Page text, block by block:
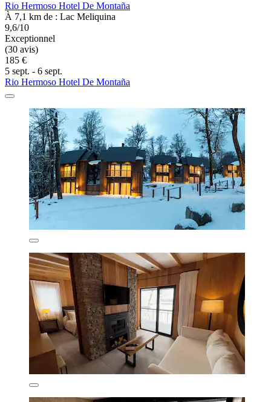
Rio Hermoso Hotel De Montaña
À 7,1 km de : Lac Meliquina
9,6/10
Exceptionnel
(30 avis)
185 €
5 sept. - 6 sept.
Rio Hermoso Hotel De Montaña